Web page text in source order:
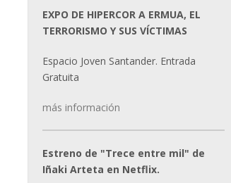
EXPO DE HIPERCOR A ERMUA, EL
TERRORISMO Y SUS VÍCTIMAS
Espacio Joven Santander. Entrada
Gratuita
más información
Estreno de "Trece entre mil" de
Iñaki Arteta en Netflix.